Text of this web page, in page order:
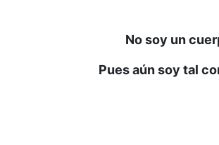
No soy un
Pues aún soy tal